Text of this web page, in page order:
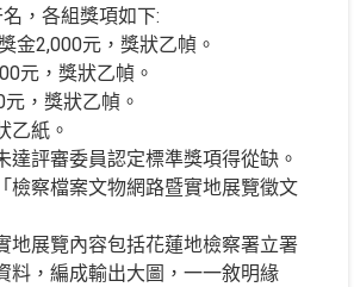
，各組獎項如下:
金2,000元，獎狀乙幀。
元，獎狀乙幀。
，獎狀乙幀。
紙。
達評審委員認定標準獎項得從缺。
檢察檔案文物網路暨實地展覽徵文
展覽內容包括花蓮地檢察署立署
料，編成輸出大圖，一一敘明緣